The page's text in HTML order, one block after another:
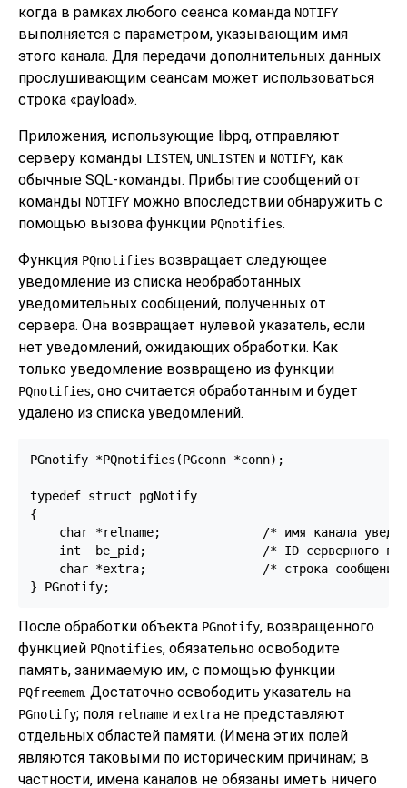
когда в рамках любого сеанса команда NOTIFY
выполняется с параметром, указывающим имя
этого канала. Для передачи дополнительных данных
прослушивающим сеансам может использоваться
строка «payload».
Приложения, использующие libpq, отправляют
серверу команды LISTEN, UNLISTEN и NOTIFY, как
обычные SQL-команды. Прибытие сообщений от
команды NOTIFY можно впоследствии обнаружить с
помощью вызова функции PQnotifies.
Функция PQnotifies возвращает следующее
уведомление из списка необработанных
уведомительных сообщений, полученных от
сервера. Она возвращает нулевой указатель, если
нет уведомлений, ожидающих обработки. Как
только уведомление возвращено из функции
PQnotifies, оно считается обработанным и будет
удалено из списка уведомлений.
PGnotify *PQnotifies(PGconn *conn);
typedef struct pgNotify
{
char *relname;              /* имя канала
int  be_pid;                /* ID серверного
char *extra;                /* строка сообщения
После обработки объекта PGnotify, возвращённого
функцией PQnotifies, обязательно освободите
память, занимаемую им, с помощью функции
PQfreemem. Достаточно освободить указатель на
PGnotify; поля relname и extra не представляют
отдельных областей памяти. (Имена этих полей
являются таковыми по историческим причинам; в
частности, имена каналов не обязаны иметь ничего